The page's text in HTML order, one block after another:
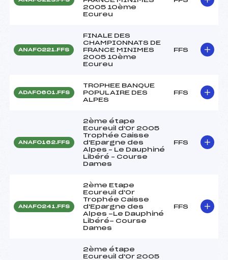
2005 10ème
Ecureu
ANAF0221.FFS
FINALE DES
CHAMPIONNATS DE
FRANCE MINIMES
2005 10ème
Ecureu
FFS
ADAF0601.FFS
TROPHEE BANQUE
POPULAIRE DES
ALPES
FFS
ANAF0162.FFS
2ème étape
Ecureuil d'Or 2005
Trophée Caisse
d'Epargne des
Alpes – Le Dauphiné
Libéré – Course
Dames
FFS
ANAF0241.FFS
2ème Etape
Ecureuil d'Or
Trophée Caisse
d'Epargne des
Alpes -Le Dauphiné
Libéré- Course
Dames
FFS
2ème étape
Ecureuil d'Or 2005